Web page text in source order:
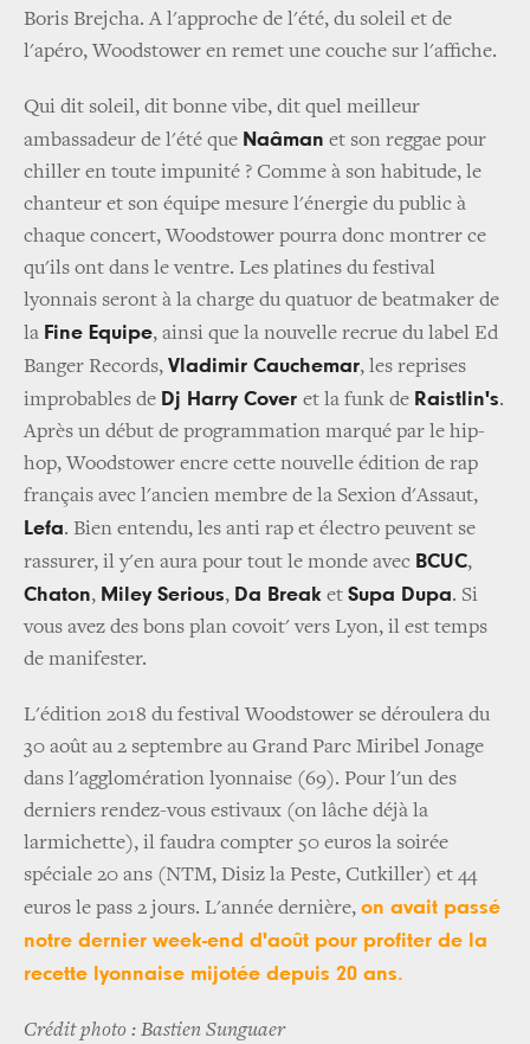
Boris Brejcha. A l'approche de l'été, du soleil et de
l'apéro, Woodstower en remet une couche sur l'affiche.
Qui dit soleil, dit bonne vibe, dit quel meilleur
ambassadeur de l'été que Naâman et son reggae pour
chiller en toute impunité ? Comme à son habitude, le
chanteur et son équipe mesure l'énergie du public à
chaque concert, Woodstower pourra donc montrer ce
qu'ils ont dans le ventre. Les platines du festival
lyonnais seront à la charge du quatuor de beatmaker de
la Fine Equipe, ainsi que la nouvelle recrue du label Ed
Banger Records, Vladimir Cauchemar, les reprises
improbables de Dj Harry Cover et la funk de Raistlin's.
Après un début de programmation marqué par le hip-
hop, Woodstower encre cette nouvelle édition de rap
français avec l'ancien membre de la Sexion d'Assaut,
Lefa. Bien entendu, les anti rap et électro peuvent se
rassurer, il y'en aura pour tout le monde avec BCUC,
Chaton, Miley Serious, Da Break et Supa Dupa. Si
vous avez des bons plan covoit' vers Lyon, il est temps
de manifester.
L'édition 2018 du festival Woodstower se déroulera du
30 août au 2 septembre au Grand Parc Miribel Jonage
dans l'agglomération lyonnaise (69). Pour l'un des
derniers rendez-vous estivaux (on lâche déjà la
larmichette), il faudra compter 50 euros la soirée
spéciale 20 ans (NTM, Disiz la Peste, Cutkiller) et 44
euros le pass 2 jours. L'année dernière, on avait passé
notre dernier week-end d'août pour profiter de la
recette lyonnaise mijotée depuis 20 ans.
Crédit photo : Bastien Sunguaer